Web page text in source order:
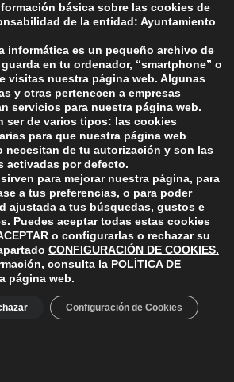
los grupos se contactará con los
informarles del inicio de la
de realizar el pago.
de polanco
Polanco. La iglesia R-29 39313 Polanco
básica sobre las cookies de
de la entidad: Ayuntamiento
informática es un pequeño archivo de
en tu ordenador, “smartphone” o
visitas nuestra página web. Algunas
y otras pertenecen a empresas
servicios para nuestra página web.
ser de varios tipos: las cookies
para que nuestra página web
necesitan de tu autorización y son las
activadas por defecto.
para mejorar nuestra página, para
a tus preferencias, o para poder
ajustada a tus búsquedas, gustos e
Puedes aceptar todas estas cookies
o configurarlas o rechazar su
CONFIGURACIÓN DE COOKIES.
consulta la POLÍTICA DE
página web.
Configuración de Cookies